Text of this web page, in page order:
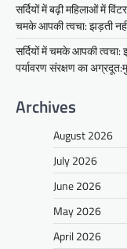
सर्दियों में बढ़ी महिलाओं में
चमके आपकी त्वचा: झड़ती
सर्दियों में चमके आपकी त्वचा:
पर्यावरण संरक्षण का
Archives
August 2026
July 2026
June 2026
May 2026
April 2026